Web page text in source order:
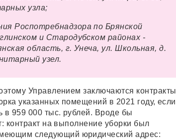
узла;
Роспотребнадзора по Брянской
и Стародубском районах -
область, г. Унеча, ул. Школьная, д.
узел.
Управлением заключаются контракты
указанных помещений в 2021 году, если
в 959 000 тыс. рублей. Вроде бы
контракт на выполнение уборки был
следующий юридический адрес: